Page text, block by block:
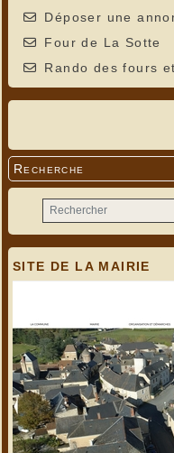
Déposer une
Four de La Sotte
Rando des fours
Recherche
SITE DE LA MAIRIE